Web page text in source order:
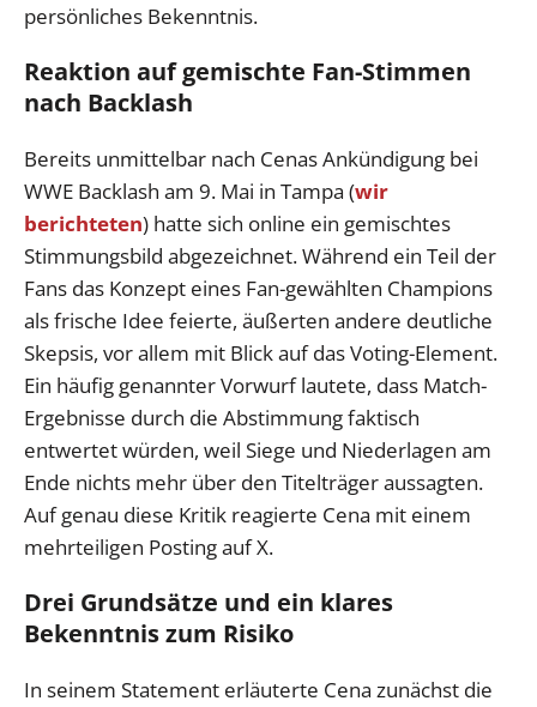
persönliches Bekenntnis.
Reaktion auf gemischte Fan-Stimmen
nach Backlash
Bereits unmittelbar nach Cenas Ankündigung bei
WWE Backlash am 9. Mai in Tampa (wir
berichteten) hatte sich online ein gemischtes
Stimmungsbild abgezeichnet. Während ein Teil der
Fans das Konzept eines Fan-gewählten Champions
als frische Idee feierte, äußerten andere deutliche
Skepsis, vor allem mit Blick auf das Voting-Element.
Ein häufig genannter Vorwurf lautete, dass Match-
Ergebnisse durch die Abstimmung faktisch
entwertet würden, weil Siege und Niederlagen am
Ende nichts mehr über den Titelträger aussagten.
Auf genau diese Kritik reagierte Cena mit einem
mehrteiligen Posting auf X.
Drei Grundsätze und ein klares
Bekenntnis zum Risiko
In seinem Statement erläuterte Cena zunächst die